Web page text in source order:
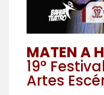
MATEN A
19°
Artes